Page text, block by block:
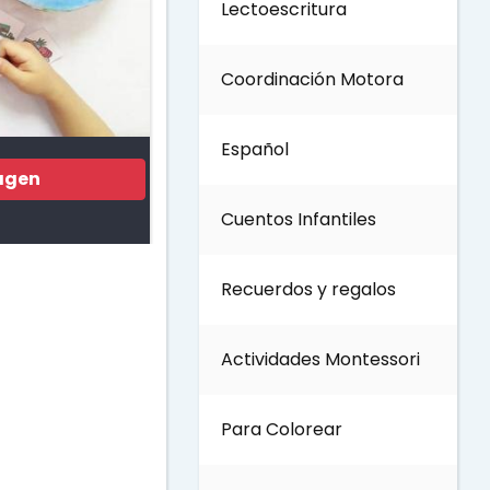
Día del Trabajo
Día de los Abuelos
Día del padre
Día del Maestro
Día internacional de los
Lectoescritura
Coordinación Motora
Español
Cuentos Infantiles
Recuerdos y regalos
Actividades Montessori
Para Colorear